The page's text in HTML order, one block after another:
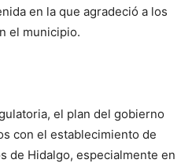
en la que agradeció a los
el municipio.
el plan del gobierno
con el establecimiento de
de Hidalgo, especialmente en